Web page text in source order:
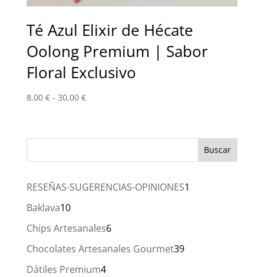
Té Azul Elixir de Hécate
Oolong Premium | Sabor
Floral Exclusivo
8,00 € - 30,00 €Rango
desde
hasta
RESEÑAS-SUGERENCIAS-OPINIONES1
Baklava1010
productos
Chips Artesanales66
productos
Chocolates Artesanales Gourmet3939
Dátiles Premium44